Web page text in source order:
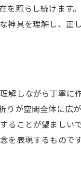
を照らし続けます
神具を理解し、正
解しながら丁寧に
りが空間全体に広
ることが望ましい
を表現するもので